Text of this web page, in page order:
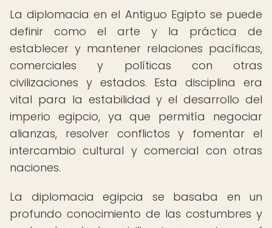
La diplomacia en el Antiguo Egipto se puede
definir como el arte y la práctica de
establecer y mantener relaciones pacíficas,
comerciales y políticas con otras
civilizaciones y estados. Esta disciplina era
vital para la estabilidad y el desarrollo del
imperio egipcio, ya que permitía negociar
alianzas, resolver conflictos y fomentar el
intercambio cultural y comercial con otras
naciones.
La diplomacia egipcia se basaba en un
profundo conocimiento de las costumbres y